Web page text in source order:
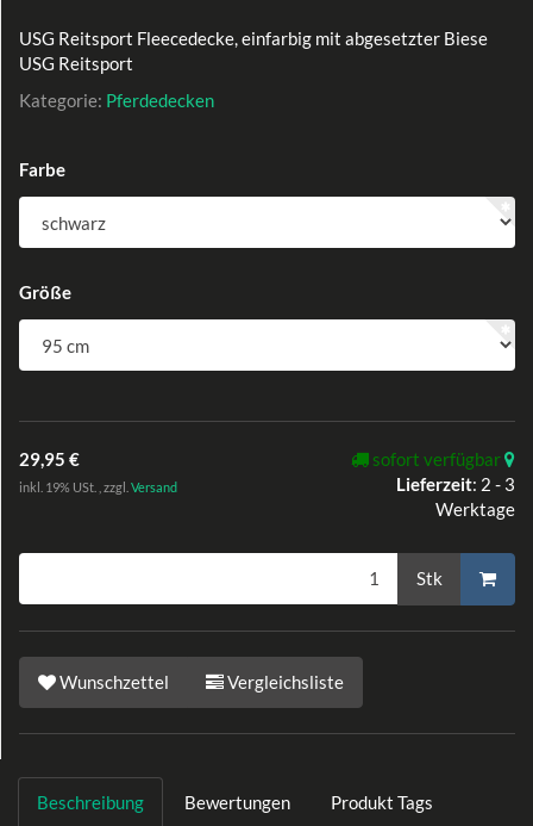
USG Reitsport Fleecedecke, einfarbig mit abgesetzter Biese
USG Reitsport
Kategorie: Pferdedecken
Farbe
Größe
29,95 €
inkl. 19% USt. , zzgl. Versand
sofort verfügbar
Lieferzeit: 2 - 3
Werktage
Stk
Wunschzettel Vergleichsliste
Beschreibung Bewertungen Produkt Tags